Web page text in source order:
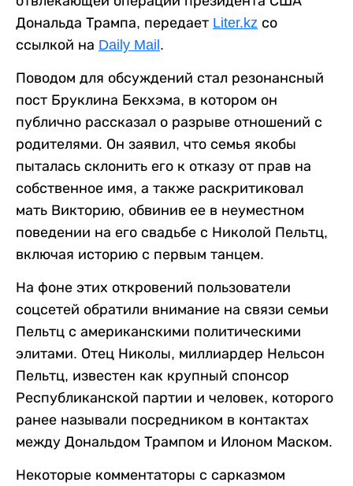
Дональда Трампа, передает Liter.kz со
ссылкой на Daily Mail.
Поводом для обсуждений стал резонансный
пост Бруклина Бекхэма, в котором он
публично рассказал о разрыве отношений с
родителями. Он заявил, что семья якобы
пыталась склонить его к отказу от прав на
собственное имя, а также раскритиковал
мать Викторию, обвинив ее в неуместном
поведении на его свадьбе с Николой Пельтц,
включая историю с первым танцем.
На фоне этих откровений пользователи
соцсетей обратили внимание на связи семьи
Пельтц с американскими политическими
элитами. Отец Николы, миллиардер Нельсон
Пельтц, известен как крупный спонсор
Республиканской партии и человек, которого
ранее называли посредником в контактах
между Дональдом Трампом и Илоном Маском.
Некоторые комментаторы с сарказмом